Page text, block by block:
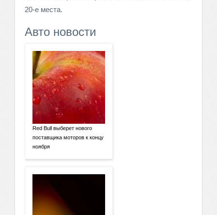
20-е места.
Авто новости
Red Bull выберет нового
поставщика моторов к концу
ноября